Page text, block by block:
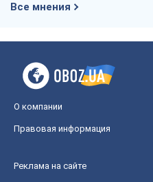
Все мнения
О компании
Правовая информация
Реклама на сайте